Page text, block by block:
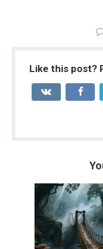
Like this post?